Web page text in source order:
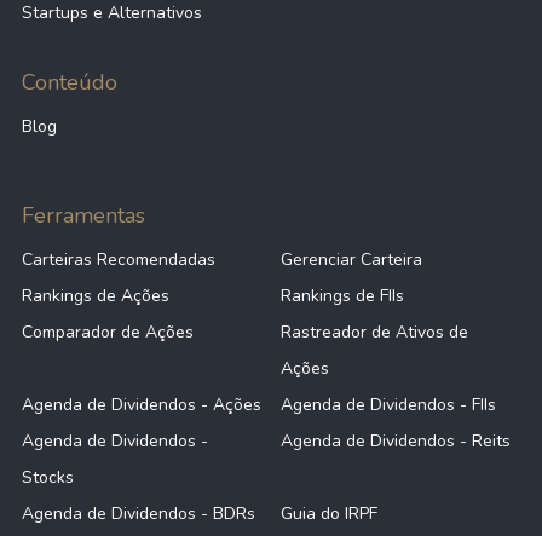
Startups e Alternativos
Conteúdo
Blog
Ferramentas
Carteiras Recomendadas
Gerenciar Carteira
Rankings de Ações
Rankings de FIIs
Comparador de Ações
Rastreador de Ativos de
Ações
Agenda de Dividendos - Ações
Agenda de Dividendos - FIIs
Agenda de Dividendos -
Stocks
Agenda de Dividendos - Reits
Agenda de Dividendos - BDRs Guia do IRPF